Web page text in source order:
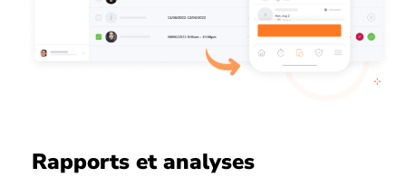
Rapports et analyses